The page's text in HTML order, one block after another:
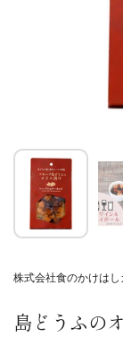
株式会社食のかけは
島どうふの